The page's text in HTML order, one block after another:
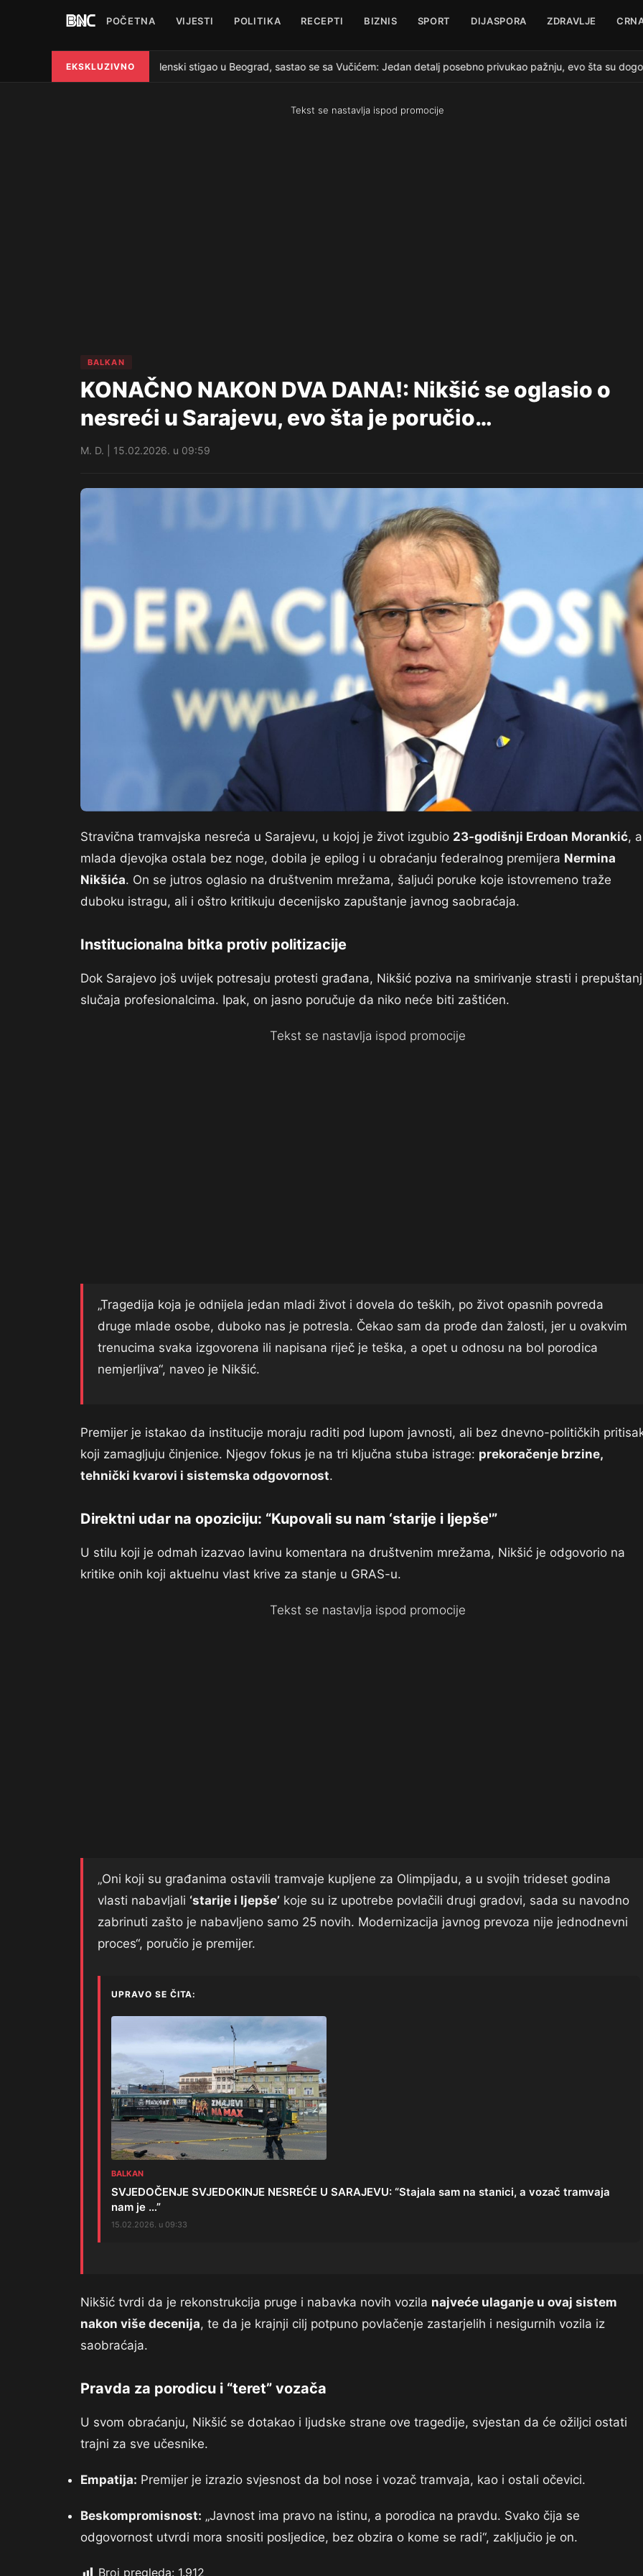
POČETNA VIJESTI POLITIKA RECEPTI BIZNIS SPORT DIJASPORA ZDRAVLJE
EKSKLUZIVNO
● Zelenski stigao u Beograd, sastao se sa Vučićem: Jedan detalj posebno privukao pažnju, evo šta su
Tekst se nastavlja ispod promocije
BALKAN
KONAČNO NAKON DVA DANA!: Nikšić se oglasio o
nesreći u Sarajevu, evo šta je poručio…
M. D. | 15.02.2026. u 09:59
Stravična tramvajska nesreća u Sarajevu, u kojoj je život izgubio 23-godišnji Erdoan Morankić, a
mlada djevojka ostala bez noge, dobila je epilog i u obraćanju federalnog premijera Nermina
Nikšića. On se jutros oglasio na društvenim mrežama, šaljući poruke koje istovremeno traže
duboku istragu, ali i oštro kritikuju decenijsko zapuštanje javnog saobraćaja.
Institucionalna bitka protiv politizacije
Dok Sarajevo još uvijek potresaju protesti građana, Nikšić poziva na smirivanje strasti i
slučaja profesionalcima. Ipak, on jasno poručuje da niko neće biti zaštićen.
Tekst se nastavlja ispod promocije
„Tragedija koja je odnijela jedan mladi život i dovela do teških, po život opasnih povreda
druge mlade osobe, duboko nas je potresla. Čekao sam da prođe dan žalosti, jer u ovakvim
trenucima svaka izgovorena ili napisana riječ je teška, a opet u odnosu na bol porodica
nemjerljiva“, naveo je Nikšić.
Premijer je istakao da institucije moraju raditi pod lupom javnosti, ali bez dnevno-političkih
koji zamagljuju činjenice. Njegov fokus je na tri ključna stuba istrage: prekoračenje brzine,
tehnički kvarovi i sistemska odgovornost.
Direktni udar na opoziciju: “Kupovali su nam ‘starije i ljepše'”
U stilu koji je odmah izazvao lavinu komentara na društvenim mrežama, Nikšić je odgovorio na
kritike onih koji aktuelnu vlast krive za stanje u GRAS-u.
Tekst se nastavlja ispod promocije
„Oni koji su građanima ostavili tramvaje kupljene za Olimpijadu, a u svojih trideset godina
vlasti nabavljali ‘starije i ljepše’ koje su iz upotrebe povlačili drugi gradovi, sada su navodno
zabrinuti zašto je nabavljeno samo 25 novih. Modernizacija javnog prevoza nije jednodnevni
proces“, poručio je premijer.
UPRAVO SE ČITA:
BALKAN
SVJEDOČENJE SVJEDOKINJE NESREĆE U SARAJEVU: “Stajala sam na stanici, a vozač tramvaja
nam je …”
15.02.2026. u 09:33
Nikšić tvrdi da je rekonstrukcija pruge i nabavka novih vozila najveće ulaganje u ovaj sistem
nakon više decenija, te da je krajnji cilj potpuno povlačenje zastarjelih i nesigurnih vozila iz
saobraćaja.
Pravda za porodicu i “teret” vozača
U svom obraćanju, Nikšić se dotakao i ljudske strane ove tragedije, svjestan da će ožiljci ostati
trajni za sve učesnike.
Empatija: Premijer je izrazio svjesnost da bol nose i vozač tramvaja, kao i ostali očevici.
Beskompromisnost: „Javnost ima pravo na istinu, a porodica na pravdu. Svako čija se
odgovornost utvrdi mora snositi posljedice, bez obzira o kome se radi“, zaključio je on.
Broj pregleda: 1.912